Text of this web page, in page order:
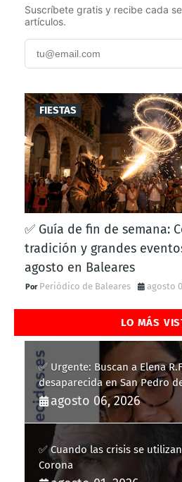
Suscríbete gratis y recibe cada
artículos.
FIESTAS
✅ Guía de fin de semana:
tradición y grandes
agosto en Baleares
Periódico de Baleares agosto
LO MÁS
✅ Urgente: Buscan a Elena
desaparecida en San Pedro
agosto 06, 2026
✅ Cuando las crisis se
Corona